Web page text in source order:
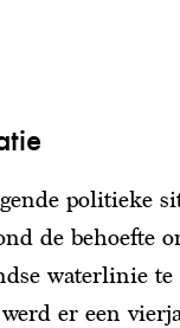
politieke
de behoefte
waterlinie te
er een